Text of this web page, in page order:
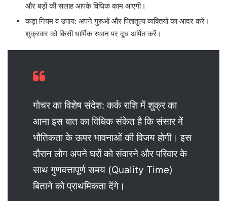
और बड़ों की सलाह आपके विधिक काम आएगी।
कड़ा नियम व उपाय: अपने गुरुओं और पितातुल्य व्यक्तियों का आदर करें।
शुक्रवार को किसी धार्मिक स्थान पर दूध अर्पित करें।
गोचर का विशेष संदेश: कर्क राशि में शुक्र का
आना इस बात का विधिक संकेत है कि संसार में
भौतिकता के ऊपर भावनाओं की विजय होगी। इस
दौरान लोग अपने घरों को संवारने और परिवार के
साथ गुणवत्तापूर्ण समय (Quality Time)
बिताने को प्राथमिकता देंगे।